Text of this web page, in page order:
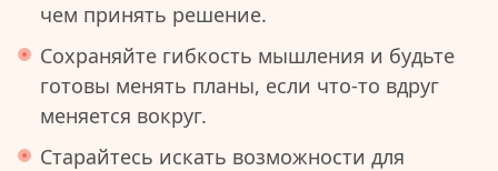
чем принять решение.
Сохраняйте гибкость мышления и будьте
готовы менять планы, если что-то вдруг
меняется вокруг.
Старайтесь искать возможности для